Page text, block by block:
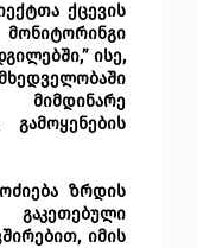
ქცევის
ისე,
ზრდის
იმის